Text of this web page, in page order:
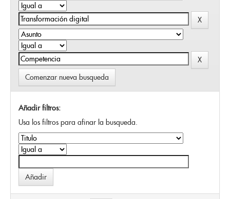
Comenzar nueva busqueda
Añadir filtros:
Usa los filtros para afinar la busqueda.